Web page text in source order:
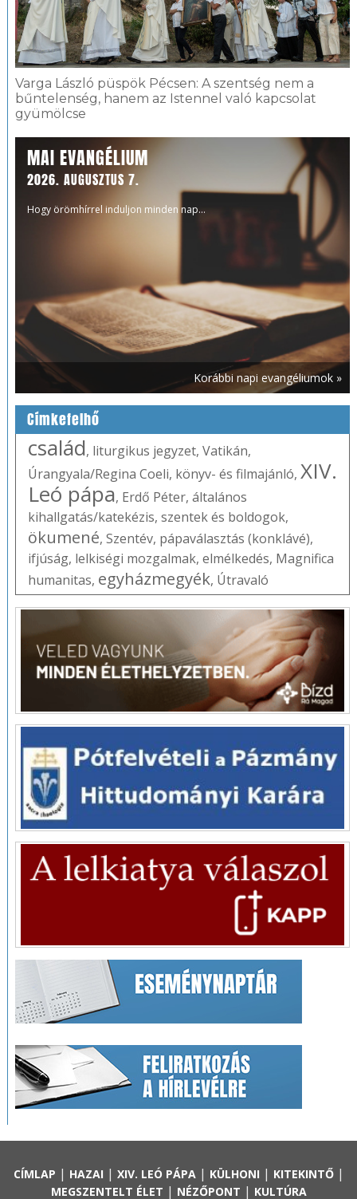
Varga László püspök Pécsen: A szentség nem a
bűntelenség, hanem az Istennel való kapcsolat
gyümölcse
MAI EVANGÉLIUM
2026. AUGUSZTUS 7.
Hogy örömhírrel induljon minden nap...
Korábbi napi evangéliumok »
Címkefelhő
család, liturgikus jegyzet, Vatikán,
Úrangyala/Regina Coeli, könyv- és filmajánló, XIV.
Leó pápa, Erdő Péter, általános
kihallgatás/katekézis, szentek és boldogok,
ökumené, Szentév, pápaválasztás (konklávé),
ifjúság, lelkiségi mozgalmak, elmélkedés, Magnifica
humanitas, egyházmegyék, Útravaló
CÍMLAP | HAZAI | XIV. LEÓ PÁPA| KÜLHONI | KITEKINTŐ|
MEGSZENTELT ÉLET | NÉZŐPONT | KULTÚRA